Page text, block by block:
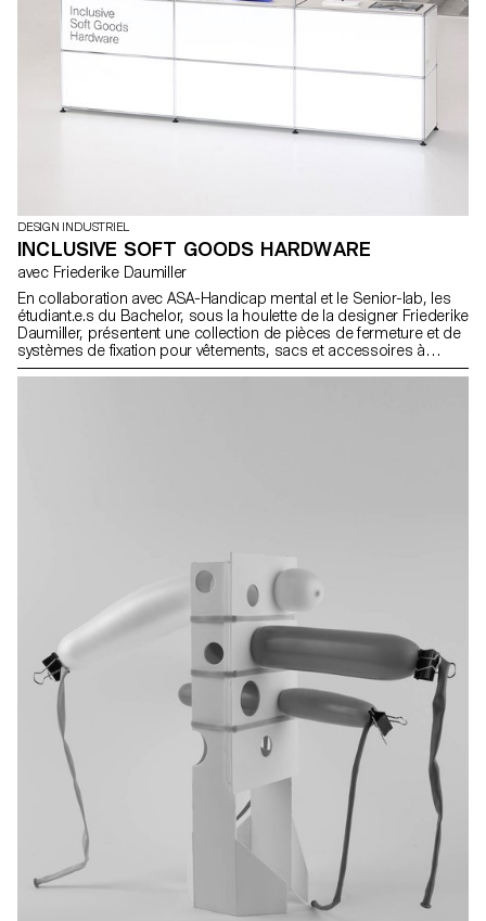
DESIGN INDUSTRIEL
INCLUSIVE SOFT GOODS HARDWARE
avec Friederike Daumiller
En collaboration avec ASA-Handicap mental et le Senior-lab, les
étudiant.e.s du Bachelor, sous la houlette de la designer Friederike
Daumiller, présentent une collection de pièces de fermeture et de
systèmes de fixation pour vêtements, sacs et accessoires à
porter qui facilitent leur utilisation, contribuant ainsi à les rendre